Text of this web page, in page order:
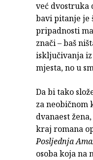
već dvostruka
bavi pitanje je
pripadnosti
znači – baš
isključivanja
mjesta, no u
Da bi tako
za neobičnom
dvanaest
kraj romana
Posljednja
osoba koja na